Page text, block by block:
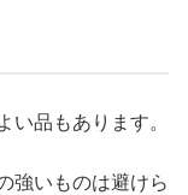
い品もあります。
強いものは避けら